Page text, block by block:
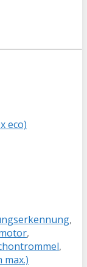
eco)
,
,
,